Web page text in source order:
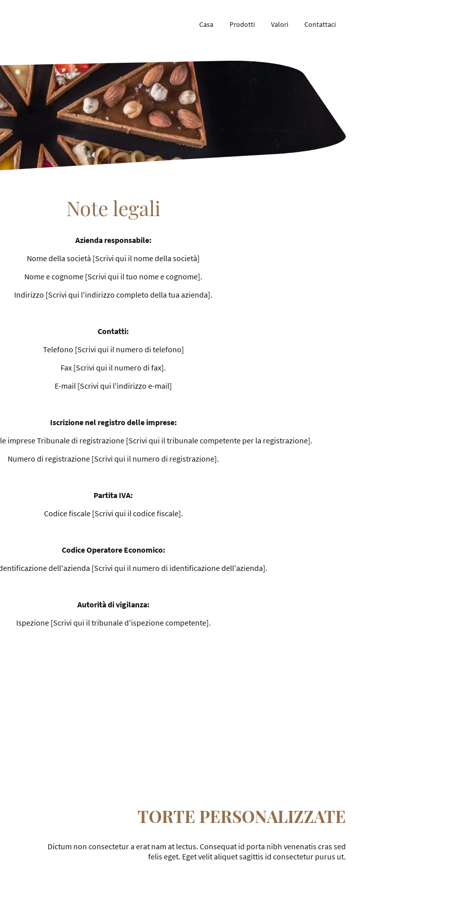
Casa Prodotti Valori Contattaci
Note legali
Azienda responsabile:
Nome della società [Scrivi qui il nome della società]
Nome e cognome [Scrivi qui il tuo nome e cognome].
Indirizzo [Scrivi qui l'indirizzo completo della tua azienda].
Contatti:
Telefono [Scrivi qui il numero di telefono]
Fax [Scrivi qui il numero di fax].
E-mail [Scrivi qui l'indirizzo e-mail]
Iscrizione nel registro delle imprese:
imprese Tribunale di registrazione [Scrivi qui il tribunale competente per la registrazione].
Numero di registrazione [Scrivi qui il numero di registrazione].
Partita IVA:
Codice fiscale [Scrivi qui il codice fiscale].
Codice Operatore Economico:
dell'azienda [Scrivi qui il numero di identificazione dell'azienda].
Autorità di vigilanza:
Ispezione [Scrivi qui il tribunale d'ispezione competente].
TORTE PERSONALIZZATE
Dictum non consectetur a erat nam at lectus. Consequat id porta nibh venenatis cras sed
felis eget. Eget velit aliquet sagittis id consectetur purus ut.